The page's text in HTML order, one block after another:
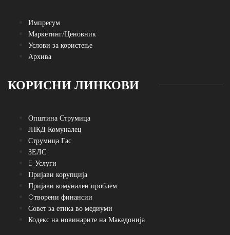
Импресум
Маркетинг/Ценовник
Услови за користење
Архива
КОРИСНИ ЛИНКОВИ
Општина Струмица
ЈПКД Комуналец
Струмица Гас
ЗЕЛС
E-Услуги
Пријави корупција
Пријави комунален проблем
Oтворени финансии
Совет за етика во медиуми
Кодекс на новинарите на Македонија